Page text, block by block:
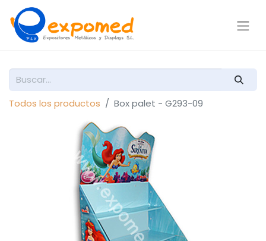
Todos los productos Box palet - G293-09